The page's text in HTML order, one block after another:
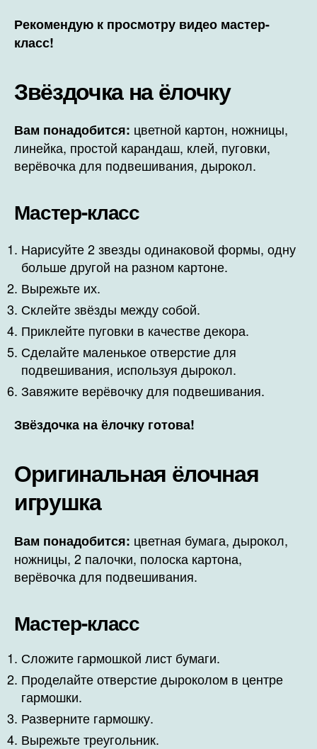
Рекомендую к просмотру видео мастер-
класс!
Звёздочка на ёлочку
Вам понадобится: цветной картон, ножницы,
линейка, простой карандаш, клей, пуговки,
верёвочка для подвешивания, дырокол.
Мастер-класс
Нарисуйте 2 звезды одинаковой формы, одну
больше другой на разном картоне.
Вырежьте их.
Склейте звёзды между собой.
Приклейте пуговки в качестве декора.
Сделайте маленькое отверстие для
подвешивания, используя дырокол.
Завяжите верёвочку для подвешивания.
Звёздочка на ёлочку готова!
Оригинальная ёлочная
игрушка
Вам понадобится: цветная бумага, дырокол,
ножницы, 2 палочки, полоска картона,
верёвочка для подвешивания.
Мастер-класс
Сложите гармошкой лист бумаги.
Проделайте отверстие дыроколом в центре
гармошки.
Разверните гармошку.
Вырежьте треугольник.